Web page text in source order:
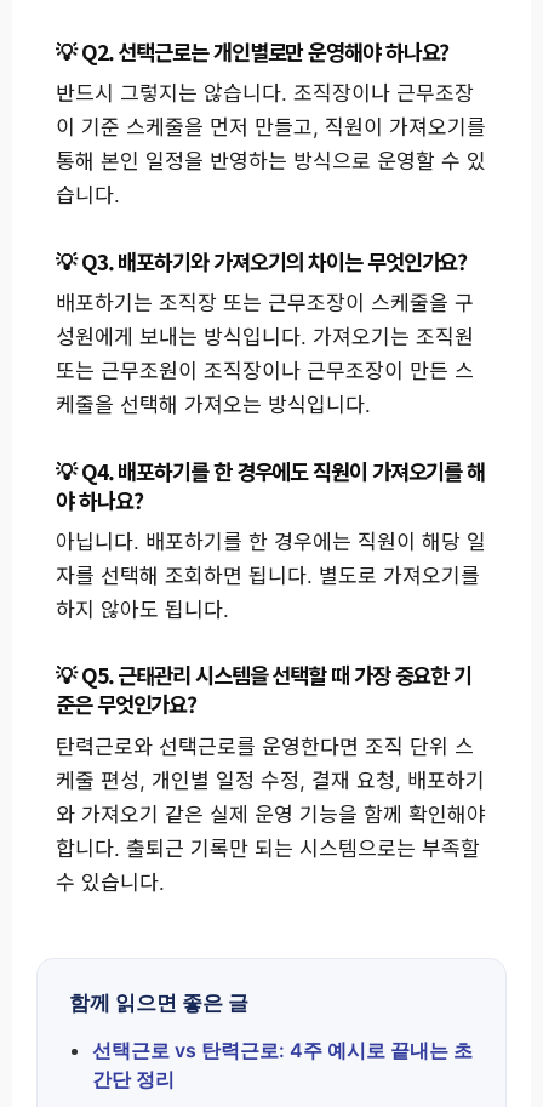
Q2. 선택근로는 개인별로만 운영해야 하나요?
반드시 그렇지는 않습니다. 조직장이나 근무조장
이 기준 스케줄을 먼저 만들고, 직원이 가져오기를
통해 본인 일정을 반영하는 방식으로 운영할 수 있
습니다.
Q3. 배포하기와 가져오기의 차이는 무엇인가요?
배포하기는 조직장 또는 근무조장이 스케줄을 구
성원에게 보내는 방식입니다. 가져오기는 조직원
또는 근무조원이 조직장이나 근무조장이 만든 스
케줄을 선택해 가져오는 방식입니다.
Q4. 배포하기를 한 경우에도 직원이 가져오기를 해
야 하나요?
아닙니다. 배포하기를 한 경우에는 직원이 해당 일
자를 선택해 조회하면 됩니다. 별도로 가져오기를
하지 않아도 됩니다.
Q5. 근태관리 시스템을 선택할 때 가장 중요한 기
준은 무엇인가요?
탄력근로와 선택근로를 운영한다면 조직 단위 스
케줄 편성, 개인별 일정 수정, 결재 요청, 배포하기
와 가져오기 같은 실제 운영 기능을 함께 확인해야
합니다. 출퇴근 기록만 되는 시스템으로는 부족할
수 있습니다.
함께 읽으면 좋은 글
선택근로 vs 탄력근로: 4주 예시로 끝내는 초
간단 정리